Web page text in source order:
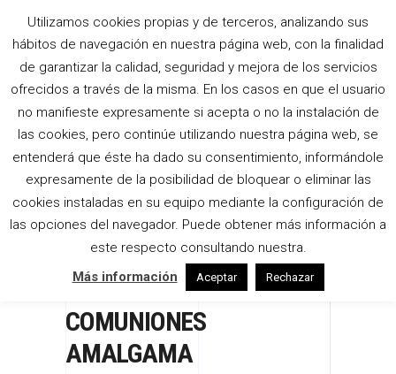
COMUNIONES
AMALGAMA
Utilizamos cookies propias y de terceros, analizando sus
hábitos de navegación en nuestra página web, con la finalidad
de garantizar la calidad, seguridad y mejora de los servicios
ofrecidos a través de la misma. En los casos en que el usuario
no manifieste expresamente si acepta o no la instalación de
las cookies, pero continúe utilizando nuestra página web, se
entenderá que éste ha dado su consentimiento, informándole
expresamente de la posibilidad de bloquear o eliminar las
cookies instaladas en su equipo mediante la configuración de
las opciones del navegador. Puede obtener más información a
este respecto consultando nuestra.
Más información
Aceptar Rechazar